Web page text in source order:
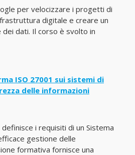
per velocizzare i progetti di
digitale e creare un
dati. Il corso è svolto in
ISO 27001 sui sistemi di
delle informazioni
i requisiti di un Sistema
gestione delle
formativa fornisce una